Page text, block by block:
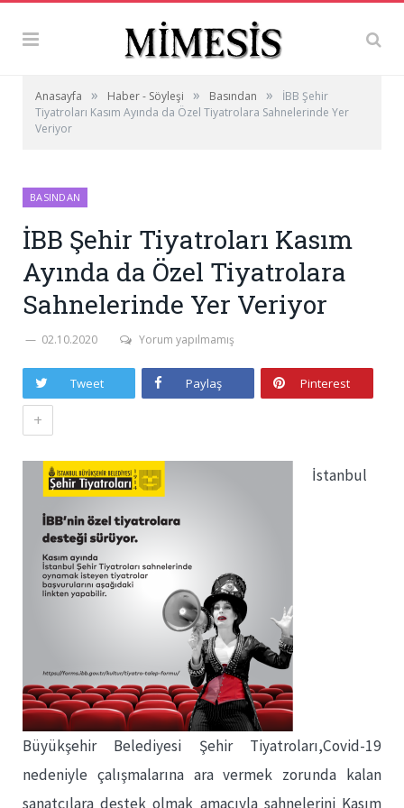
Anasayfa » Haber - Söyleşi » Basından »
İBB Şehir
Tiyatroları Kasım Ayında da Özel Tiyatrolara Sahnelerinde Yer
Veriyor
BASINDAN
İBB Şehir Tiyatroları Kasım
Ayında da Özel Tiyatrolara
Sahnelerinde Yer Veriyor
02.10.2020 Yorum yapılmamış
Tweet Paylaş Pinterest
+
İstanbul
Büyükşehir Belediyesi Şehir Tiyatroları,Covid-19
nedeniyle çalışmalarına ara vermek zorunda kalan
sanatçılara destek olmak amacıyla sahnelerini Kasım